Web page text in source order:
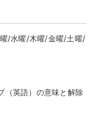
曜/水曜/木曜/金曜/土曜/
（英語）の意味と解除